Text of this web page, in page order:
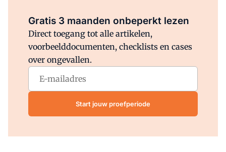
Gratis 3 maanden onbeperkt lezen
Direct toegang tot alle artikelen,
voorbeelddocumenten, checklists en cases
over ongevallen.
Start jouw proefperiode